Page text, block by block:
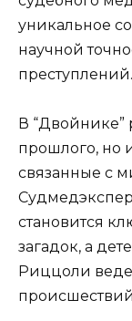
уникальное
научной
преступлений.
В “Двойнике”
прошлого, но
связанные с
становится
загадок, а
Риццоли